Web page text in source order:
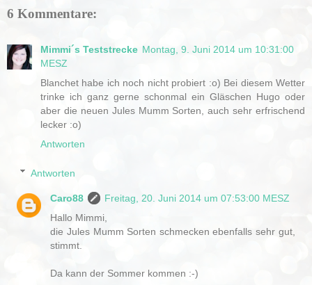
6 Kommentare:
Mimmi´s Teststrecke Montag, 9. Juni 2014 um 10:31:00
MESZ
Blanchet habe ich noch nicht probiert :o) Bei diesem Wetter
trinke ich ganz gerne schonmal ein Gläschen Hugo oder
aber die neuen Jules Mumm Sorten, auch sehr erfrischend
lecker :o)
Antworten
Antworten
Caro88
Freitag, 20. Juni 2014 um 07:53:00 MESZ
Hallo Mimmi,
die Jules Mumm Sorten schmecken ebenfalls sehr gut,
stimmt.
Da kann der Sommer kommen :-)